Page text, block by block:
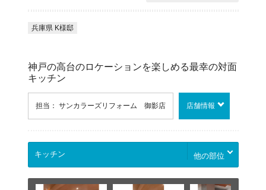
兵庫県 K様邸
神戸の高台のロケーションを楽しめる最幸の対面
キッチン
担当： サンカラーズリフォーム 御影店 店舗情報
他の部位